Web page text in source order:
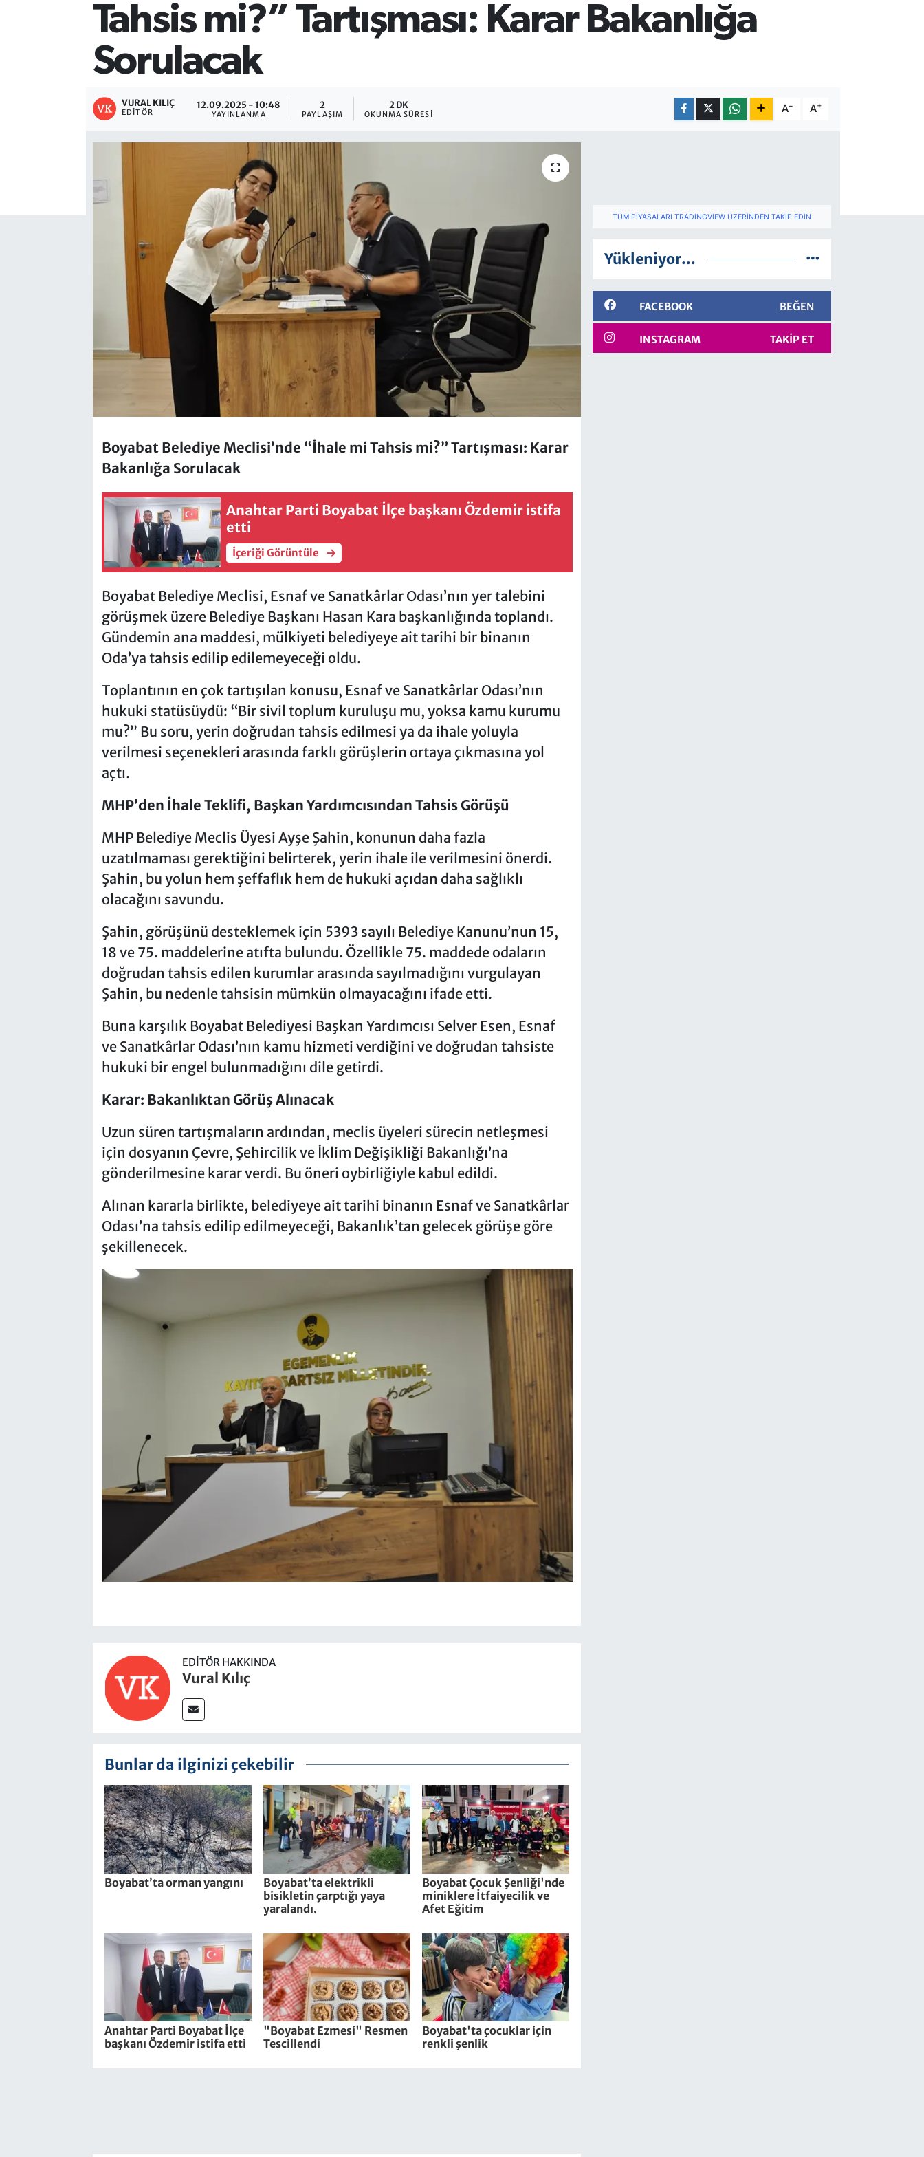
Tahsis mi?” Tartışması: Karar Bakanlığa
Sorulacak
VURAL KILIÇ
EDITÖR
12.09.2025 - 10:48
YAYINLANMA
2
PAYLAŞIM
2 DK
OKUNMA SÜRESI A- A+
Boyabat Belediye Meclisi’nde “İhale mi Tahsis mi?” Tartışması: Karar
Bakanlığa Sorulacak
Anahtar Parti Boyabat İlçe başkanı Özdemir istifa
etti
İçeriği Görüntüle
Boyabat Belediye Meclisi, Esnaf ve Sanatkârlar Odası’nın yer talebini
görüşmek üzere Belediye Başkanı Hasan Kara başkanlığında toplandı.
Gündemin ana maddesi, mülkiyeti belediyeye ait tarihi bir binanın
Oda’ya tahsis edilip edilemeyeceği oldu.
Toplantının en çok tartışılan konusu, Esnaf ve Sanatkârlar Odası’nın
hukuki statüsüydü: “Bir sivil toplum kuruluşu mu, yoksa kamu kurumu
mu?” Bu soru, yerin doğrudan tahsis edilmesi ya da ihale yoluyla
verilmesi seçenekleri arasında farklı görüşlerin ortaya çıkmasına yol
açtı.
MHP’den İhale Teklifi, Başkan Yardımcısından Tahsis Görüşü
MHP Belediye Meclis Üyesi Ayşe Şahin, konunun daha fazla
uzatılmaması gerektiğini belirterek, yerin ihale ile verilmesini önerdi.
Şahin, bu yolun hem şeffaflık hem de hukuki açıdan daha sağlıklı
olacağını savundu.
Şahin, görüşünü desteklemek için 5393 sayılı Belediye Kanunu’nun 15,
18 ve 75. maddelerine atıfta bulundu. Özellikle 75. maddede odaların
doğrudan tahsis edilen kurumlar arasında sayılmadığını vurgulayan
Şahin, bu nedenle tahsisin mümkün olmayacağını ifade etti.
Buna karşılık Boyabat Belediyesi Başkan Yardımcısı Selver Esen, Esnaf
ve Sanatkârlar Odası’nın kamu hizmeti verdiğini ve doğrudan tahsiste
hukuki bir engel bulunmadığını dile getirdi.
Karar: Bakanlıktan Görüş Alınacak
Uzun süren tartışmaların ardından, meclis üyeleri sürecin netleşmesi
için dosyanın Çevre, Şehircilik ve İklim Değişikliği Bakanlığı’na
gönderilmesine karar verdi. Bu öneri oybirliğiyle kabul edildi.
Alınan kararla birlikte, belediyeye ait tarihi binanın Esnaf ve Sanatkârlar
Odası’na tahsis edilip edilmeyeceği, Bakanlık’tan gelecek görüşe göre
şekillenecek.
EDITÖR HAKKINDA
Vural Kılıç
Bunlar da ilginizi çekebilir
Boyabat’ta orman yangını
Boyabat’ta elektrikli
bisikletin çarptığı yaya
yaralandı.
Boyabat Çocuk Şenliği'nde
miniklere İtfaiyecilik ve
Afet Eğitim
Anahtar Parti Boyabat İlçe
başkanı Özdemir istifa etti
"Boyabat Ezmesi" Resmen
Tescillendi
Boyabat'ta çocuklar için
renkli şenlik
TÜM PIYASALARI TRADINGVIEW ÜZERINDEN TAKIP EDIN
Yükleniyor...
FACEBOOK BEĞEN
INSTAGRAM TAKIP ET